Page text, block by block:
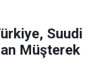
Suudi
Müşterek